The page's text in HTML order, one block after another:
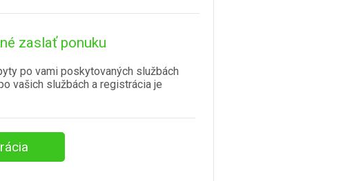
zaslať ponuku
po vami poskytovaných službách
vašich službách a registrácia je